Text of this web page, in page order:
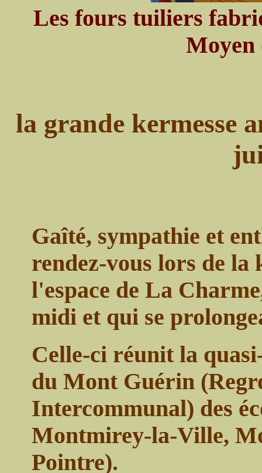
Les fours tuiliers
Moyen
la grande kermesse
Gaîté, sympathie et
rendez-vous lors de la
l'espace de La
midi et qui se
Celle-ci réunit la
du Mont Guérin
Intercommunal) des
Montmirey-la-Ville,
Pointre).